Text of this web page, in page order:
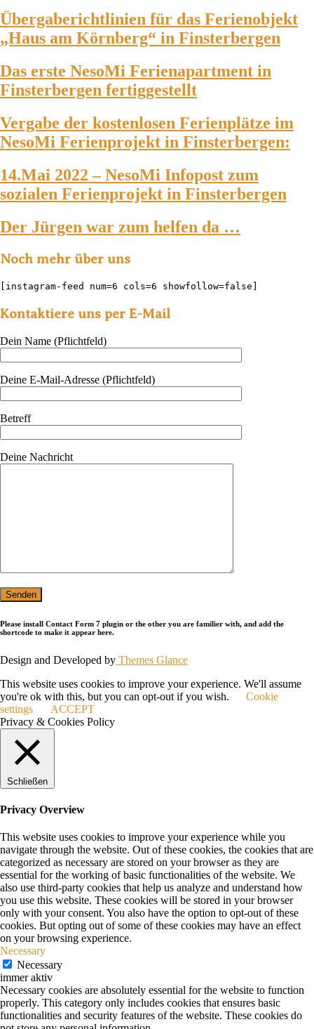
Übergaberichtlinien für das Ferienobjekt
„Haus am Körnberg“ in Finsterbergen
Das erste NesoMi Ferienapartment in
Finsterbergen fertiggestellt
Vergabe der kostenlosen Ferienplätze im
NesoMi Ferienprojekt in Finsterbergen:
14.Mai 2022 – NesoMi Infopost zum
sozialen Ferienprojekt in Finsterbergen
Der Jürgen war zum helfen da …
Noch mehr über uns
[instagram-feed num=6 cols=6 showfollow=false]
Kontaktiere uns per E-Mail
Dein Name (Pflichtfeld)
Deine E-Mail-Adresse (Pflichtfeld)
Betreff
Deine Nachricht
Please install Contact Form 7 plugin or the other you are familier with, and add the
shortcode to make it appear here.
Design and Developed by Themes Glance
This website uses cookies to improve your experience. We'll assume
you're ok with this, but you can opt-out if you wish.
Cookie
settings
ACCEPT
Privacy & Cookies Policy
Schließen
Privacy Overview
This website uses cookies to improve your experience while you
navigate through the website. Out of these cookies, the cookies that are
categorized as necessary are stored on your browser as they are
essential for the working of basic functionalities of the website. We
also use third-party cookies that help us analyze and understand how
you use this website. These cookies will be stored in your browser
only with your consent. You also have the option to opt-out of these
cookies. But opting out of some of these cookies may have an effect
on your browsing experience.
Necessary
Necessary
immer aktiv
Necessary cookies are absolutely essential for the website to function
properly. This category only includes cookies that ensures basic
functionalities and security features of the website. These cookies do